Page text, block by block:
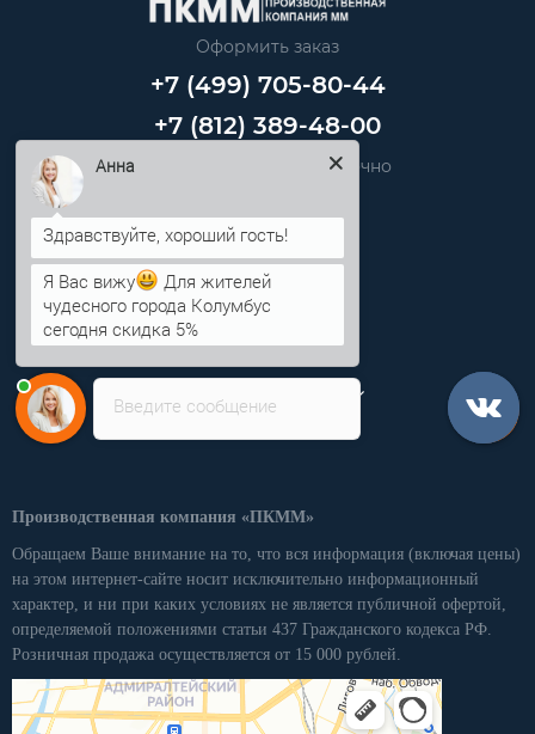
Оформить заказ
+7 (499) 705-80-44
+7 (812) 389-48-00
Звоните нам круглосуточно
Информация
Категории
Производственная компания «ПКММ»
Обращаем Ваше внимание на то, что вся информация (включая цены)
на этом интернет-сайте носит исключительно информационный
характер, и ни при каких условиях не является публичной офертой,
определяемой положениями статьи 437 Гражданского кодекса РФ.
Розничная продажа осуществляется от 15 000 рублей.
Введите сообщение
Анна
Я Вас вижу
Для жителей
чудесного города Колумбус
сегодня скидка 5%